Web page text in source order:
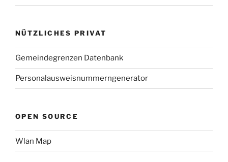
NÜTZLICHES PRIVAT
Gemeindegrenzen Datenbank
Personalausweisnummerngenerator
OPEN SOURCE
Wlan Map